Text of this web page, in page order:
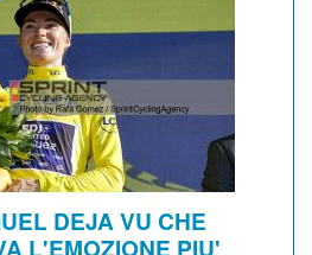
DEJA VU CHE
L'EMOZIONE PIU'